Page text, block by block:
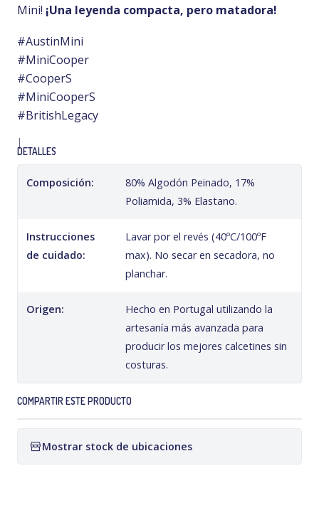
Mini! ¡Una leyenda compacta, pero matadora!
#AustinMini
#MiniCooper
#CooperS
#MiniCooperS
#BritishLegacy
|
DETALLES
Composición:
80% Algodón Peinado, 17%
Poliamida, 3% Elastano.
Instrucciones
de cuidado:
Lavar por el revés (40ºC/100ºF
max). No secar en secadora, no
planchar.
Origen:
Hecho en Portugal utilizando la
artesanía más avanzada para
producir los mejores calcetines sin
costuras.
COMPARTIR ESTE PRODUCTO
Mostrar stock de ubicaciones